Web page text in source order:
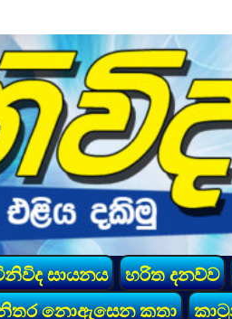
සායනය හරිත දනව්ව
නොඇසෙන කතා